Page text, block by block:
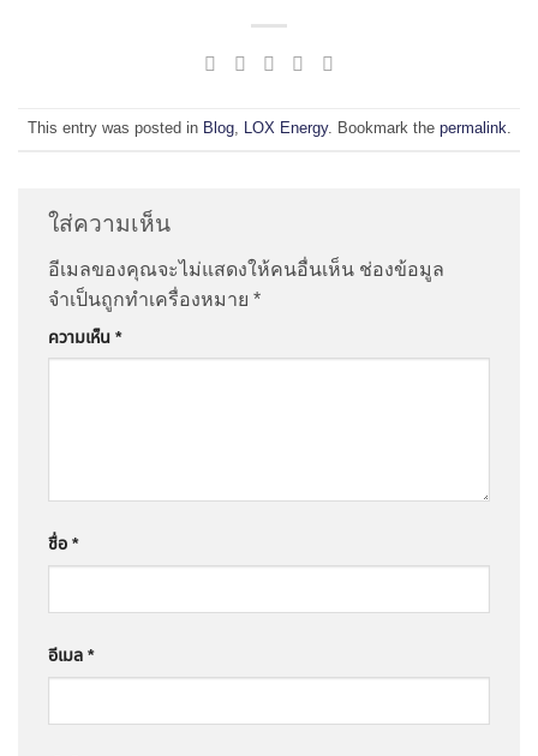
This entry was posted in Blog, LOX Energy. Bookmark the permalink.
ใส่ความเห็น
อีเมลของคุณจะไม่แสดงให้คนอื่นเห็น ช่องข้อมูล
จำเป็นถูกทำเครื่องหมาย *
ความเห็น *
ชื่อ *
อีเมล *